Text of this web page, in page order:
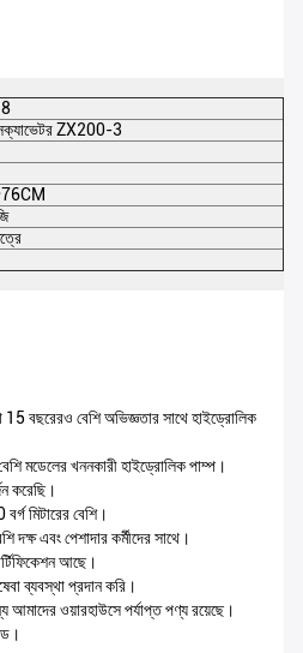
ZX200-3
বছরেরও বেশি অভিজ্ঞতার সাথে হাইড্রোলিক
মডেলের খননকারী হাইড্রোলিক পাম্প।
করেছি।
মিটারের বেশি।
এবং পেশাদার কর্মীদের সাথে।
আছে।
ব্যবস্থা প্রদান করি।
আমাদের ওয়ারহাউসে পর্যাপ্ত পণ্য রয়েছে।